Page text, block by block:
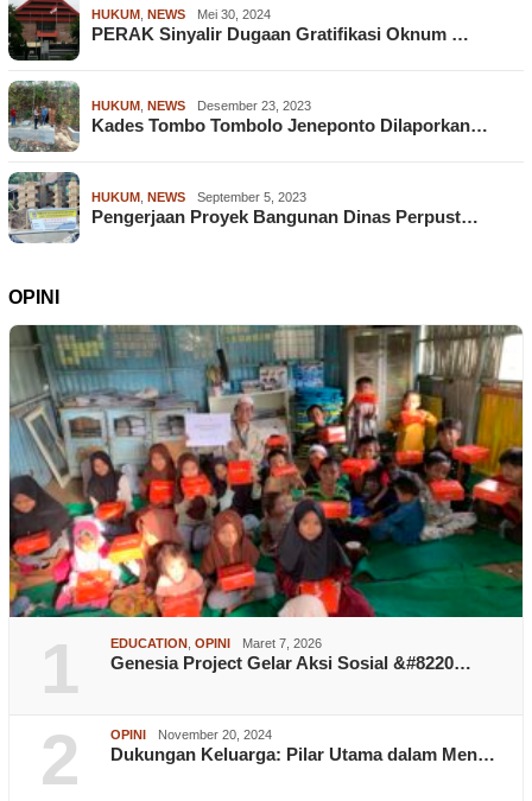
HUKUM NEWS Mei 30, 2024
PERAK Sinyalir Dugaan Gratifikasi Oknum …
HUKUM NEWS Desember 23, 2023
Kades Tombo Tombolo Jeneponto Dilaporkan…
HUKUM NEWS September 5, 2023
Pengerjaan Proyek Bangunan Dinas Perpust…
OPINI
1 EDUCATION OPINI Maret 7, 2026
Genesia Project Gelar Aksi Sosial &#8220…
2 OPINI November 20, 2024
Dukungan Keluarga: Pilar Utama dalam Men…